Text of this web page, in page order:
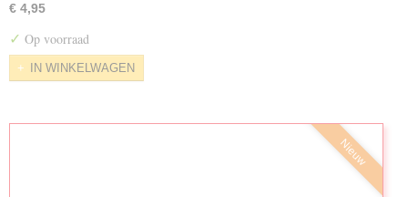
€ 4,95
✓ Op voorraad
IN WINKELWAGEN
Nieuw